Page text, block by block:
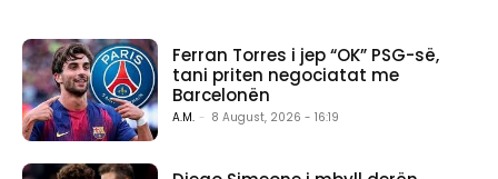
Ferran Torres i jep “OK” PSG-së,
tani priten negociatat me
Barcelonën
A.M. - 8 August, 2026 - 16:19